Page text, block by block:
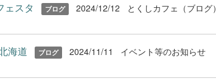
ェスタ ブログ 2024/12/12 とくしカフェ（ブログ）
海道 ブログ 2024/11/11 イベント等のお知らせ